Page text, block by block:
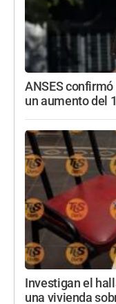
ANSES
un aumento del
Investigan el
una vivienda